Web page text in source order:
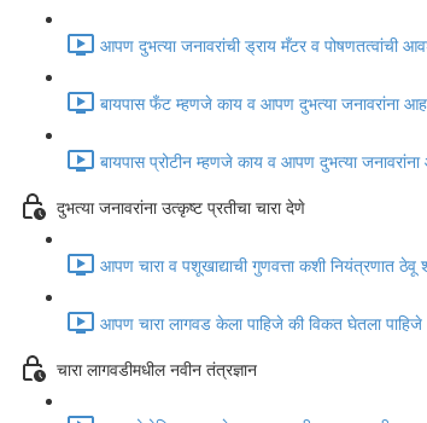
आपण दुभत्या जनावरांची ड्राय मँटर व पोषणतत्वांची
बायपास फँट म्हणजे काय व आपण दुभत्या जनावरांना
बायपास प्रोटीन म्हणजे काय व आपण दुभत्या
दुभत्या जनावरांना उत्कृष्ट प्रतीचा चारा देणे
आपण चारा व पशूखाद्याची गुणवत्ता कशी नियंत्रणात
आपण चारा लागवड केला पाहिजे की विकत घेतला
चारा लागवडीमधील नवीन तंत्रज्ञान